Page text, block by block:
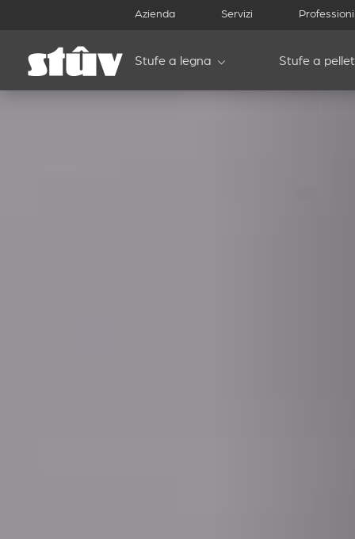
Azienda Servizi
Stufe a legna Stufe a pellet